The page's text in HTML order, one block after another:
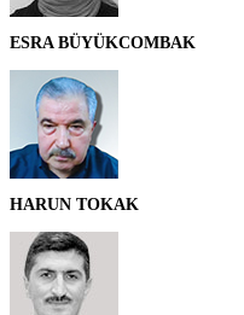
ESRA BÜYÜKCOMBAK
HARUN TOKAK